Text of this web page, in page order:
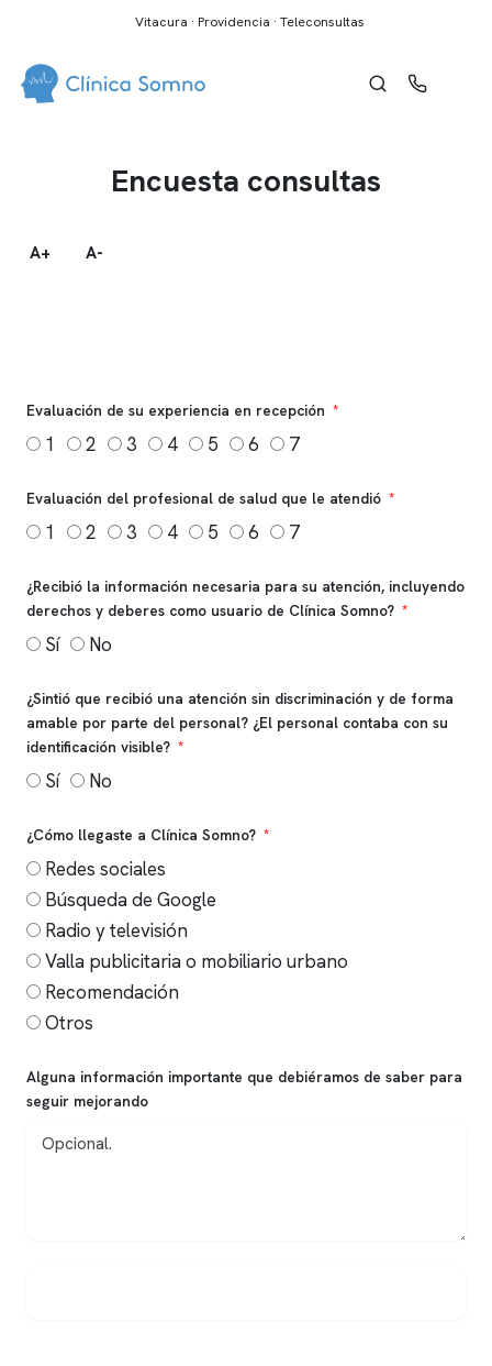
Vitacura · Providencia · Teleconsultas
Encuesta consultas
A+ A-
Evaluación de su experiencia en recepción
1 2 3 4 5 6 7
Evaluación del profesional de salud que le atendió
1 2 3 4 5 6 7
¿Recibió la información necesaria para su atención, incluyendo
derechos y deberes como usuario de Clínica Somno?
Sí No
¿Sintió que recibió una atención sin discriminación y de forma
amable por parte del personal? ¿El personal contaba con su
identificación visible?
Sí No
¿Cómo llegaste a Clínica Somno?
Redes sociales
Búsqueda de Google
Radio y televisión
Valla publicitaria o mobiliario urbano
Recomendación
Otros
Alguna información importante que debiéramos de saber para
seguir mejorando